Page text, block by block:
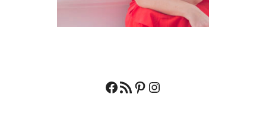
Facebook
RSS feedPinterest
Instagram